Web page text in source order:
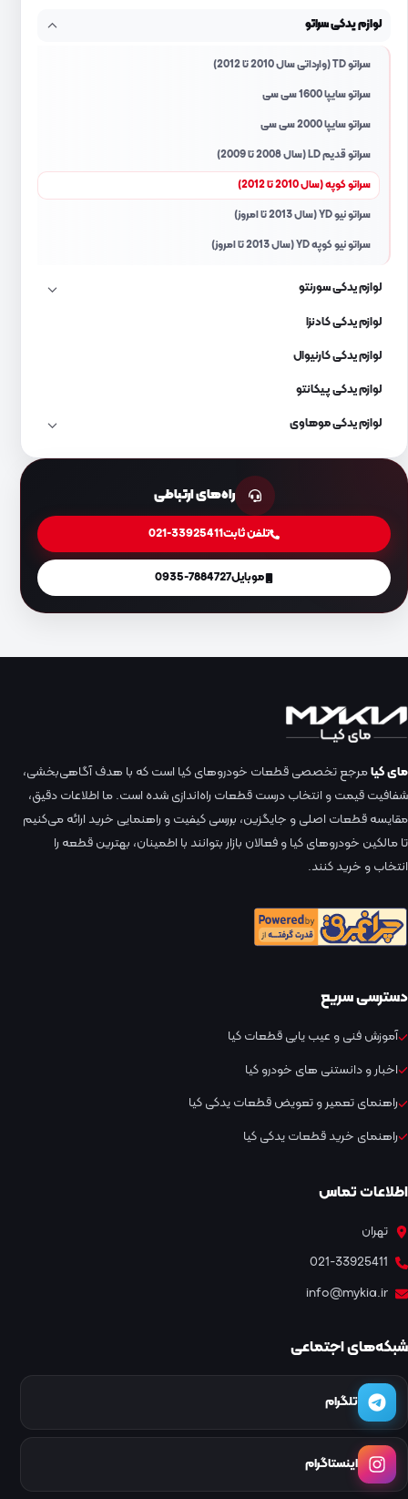
لوازم یدکی سراتو
سراتو TD (وارداتی سال 2010 تا 2012)
سراتو سایپا 1600 سی سی
سراتو سایپا 2000 سی سی
سراتو قدیم LD (سال 2008 تا 2009)
سراتو کوپه (سال 2010 تا 2012)
سراتو نیو YD (سال 2013 تا امروز)
سراتو نیو کوپه YD (سال 2013 تا امروز)
لوازم یدکی سورنتو
لوازم یدکی کادنزا
لوازم یدکی کارنیوال
لوازم یدکی پیکانتو
لوازم یدکی موهاوی
راه‌های ارتباطی
تلفن ثابت021-33925411
موبایل0935-7884727
مای کیامرجع تخصصی قطعات خودروهای کیا است که با هدف آگاهی‌بخشی،
شفافیت قیمت و انتخاب درست قطعات راه‌اندازی شده است. ما اطلاعات دقیق،
مقایسه قطعات اصلی و جایگزین، بررسی کیفیت و راهنمایی خرید ارائه می‌کنیم
تا مالکین خودروهای کیا و فعالان بازار بتوانند با اطمینان، بهترین قطعه را
انتخاب و خرید کنند.
دسترسی سریع
آموزش فنی و عیب یابی قطعات کیا
اخبار و دانستنی های خودرو کیا
راهنمای تعمیر و تعویض قطعات یدکی کیا
راهنمای خرید قطعات یدکی کیا
اطلاعات تماس
تهران
021-33925411
info@mykia.ir
شبکه‌های اجتماعی
تلگرام
اینستاگرام